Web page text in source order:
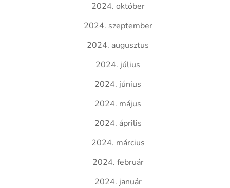
2024. október
2024. szeptember
2024. augusztus
2024. július
2024. június
2024. május
2024. április
2024. március
2024. február
2024. január